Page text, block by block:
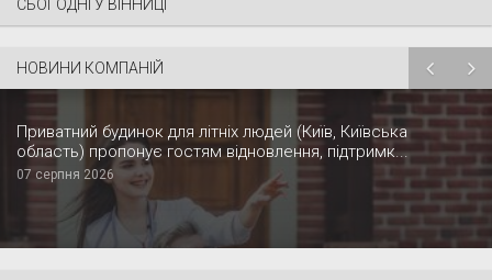
СЬОГОДНІ У ВІННИЦІ
НОВИНИ КОМПАНІЙ
Приватний будинок для літніх людей (Київ, Київська
область) пропонує гостям відновлення, підтримк...
07 серпня 2026